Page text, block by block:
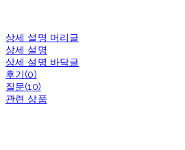
상세 설명 머리글
상세 설명
상세 설명 바닥글
후기(0)
질문(10)
관련 상품